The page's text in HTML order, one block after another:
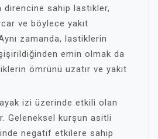
direncine sahip lastikler,
ve böylece yakıt
zamanda, lastiklerin
emin olmak da
ömrünü uzatır ve yakıt
izi üzerinde etkili olan
Geleneksel kurşun asitli
negatif etkilere sahip